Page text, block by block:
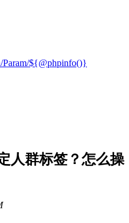
${@phpinfo()}
人群标签？怎么操